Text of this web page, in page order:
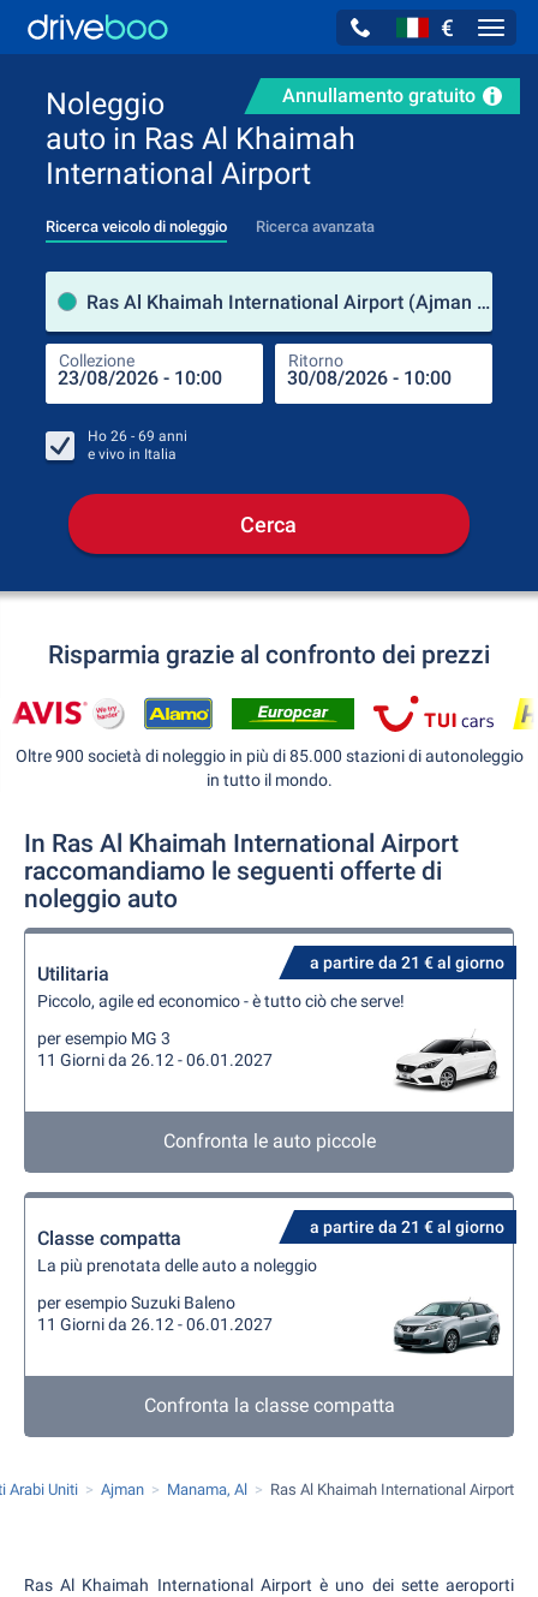
€
Annullamento gratuito
Noleggio
auto in Ras Al Khaimah
International Airport
Ricerca veicolo di noleggio Ricerca avanzata
Ras Al Khaimah International Airport (Ajman / Emirati Arabi Uniti)
Collezione Ritorno
Ho 26 - 69 anni
e vivo in Italia
Cerca
Risparmia grazie al confronto dei prezzi
Oltre 900 società di noleggio in più di 85.000 stazioni di autonoleggio
in tutto il mondo.
In Ras Al Khaimah International Airport
raccomandiamo le seguenti offerte di
noleggio auto
a partire da 21 € al giorno
Utilitaria
Piccolo, agile ed economico - è tutto ciò che serve!
per esempio MG 3
11 Giorni da 26.12 - 06.01.2027
Confronta le auto piccole
a partire da 21 € al giorno
Classe compatta
La più prenotata delle auto a noleggio
per esempio Suzuki Baleno
11 Giorni da 26.12 - 06.01.2027
Confronta la classe compatta
Arabi Uniti Ajman Manama, Al Ras Al Khaimah International Airport
Ras Al Khaimah International Airport è uno dei sette aeroporti